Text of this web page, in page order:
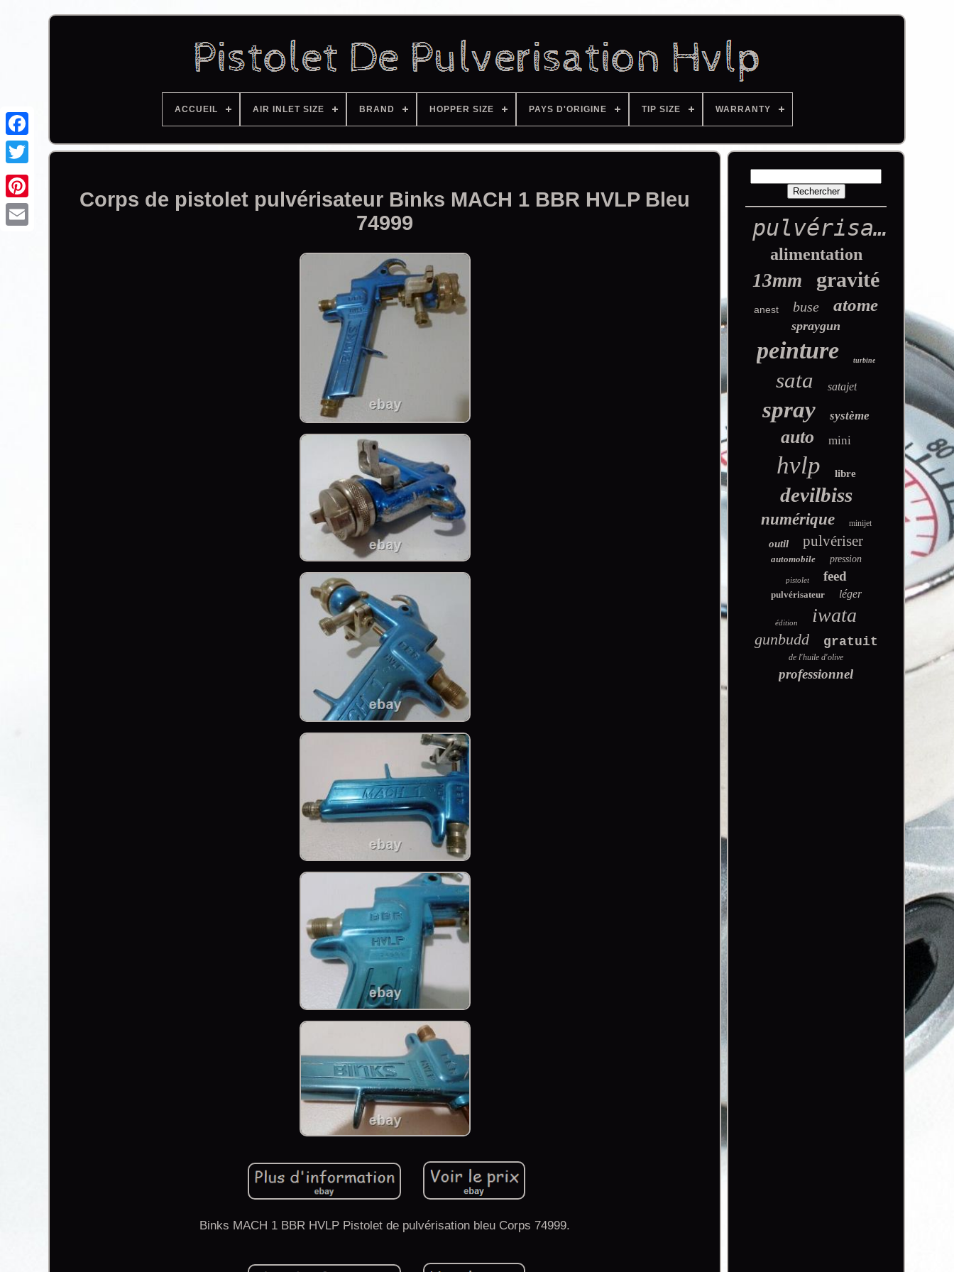
Facebook
ACCUEIL AIR INLET SIZE BRAND HOPPER SIZE PAYS D'ORIGINE TIP SIZE WARRANTY
Corps de pistolet pulvérisateur Binks MACH 1 BBR HVLP Bleu
74999
Binks MACH 1 BBR HVLP Pistolet de pulvérisation bleu Corps 74999.
pulvérisation
alimentation
13mm gravité
anest buse atome
spraygun
peinture turbine
sata satajet
spray système
auto mini
hvlp libre
devilbiss
numérique minijet
outil pulvériser
automobile pression
pistolet feed
pulvérisateur léger
édition iwata
gunbudd gratuit
de l'huile d'olive
professionnel